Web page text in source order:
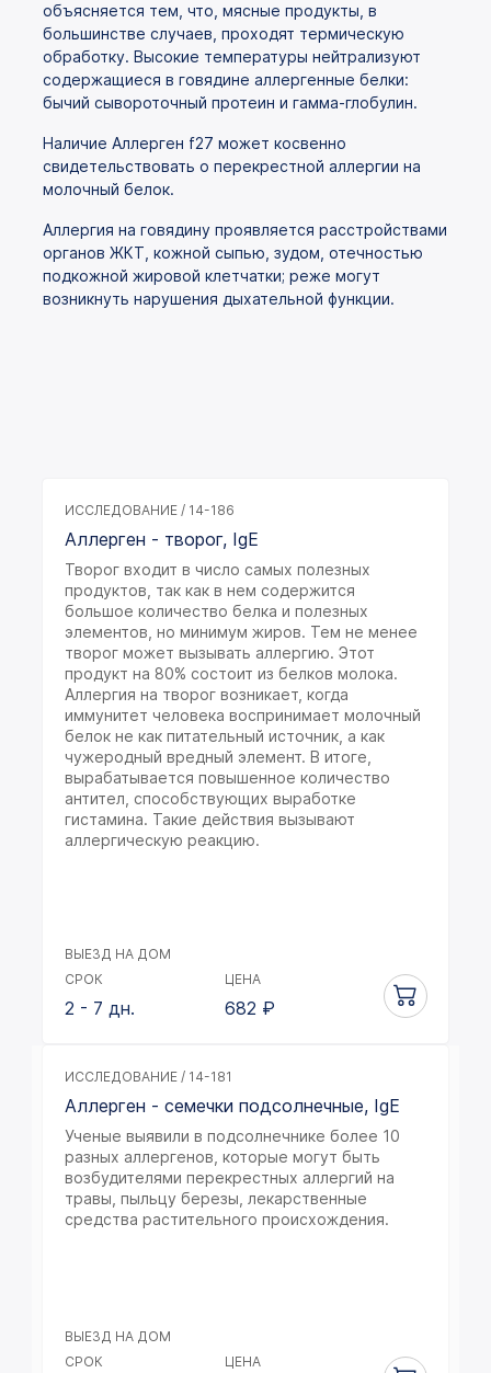
объясняется тем, что, мясные продукты, в
большинстве случаев, проходят термическую
обработку. Высокие температуры нейтрализуют
содержащиеся в говядине аллергенные белки:
бычий сывороточный протеин и гамма-глобулин.
Наличие Аллерген f27 может косвенно
свидетельствовать о перекрестной аллергии на
молочный белок.
Аллергия на говядину проявляется расстройствами
органов ЖКТ, кожной сыпью, зудом, отечностью
подкожной жировой клетчатки; реже могут
возникнуть нарушения дыхательной функции.
ИССЛЕДОВАНИЕ / 14-186
Аллерген - творог, IgE
Творог входит в число самых полезных
продуктов, так как в нем содержится
большое количество белка и полезных
элементов, но минимум жиров. Тем не менее
творог может вызывать аллергию. Этот
продукт на 80% состоит из белков молока.
Аллергия на творог возникает, когда
иммунитет человека воспринимает молочный
белок не как питательный источник, а как
чужеродный вредный элемент. В итоге,
вырабатывается повышенное количество
антител, способствующих выработке
гистамина. Такие действия вызывают
аллергическую реакцию.
ВЫЕЗД НА ДОМ
СРОК
2 - 7 дн.
ЦЕНА
682 ₽
ИССЛЕДОВАНИЕ / 14-181
Аллерген - семечки подсолнечные, IgE
Ученые выявили в подсолнечнике более 10
разных аллергенов, которые могут быть
возбудителями перекрестных аллергий на
травы, пыльцу березы, лекарственные
средства растительного происхождения.
ВЫЕЗД НА ДОМ
СРОК
ЦЕНА